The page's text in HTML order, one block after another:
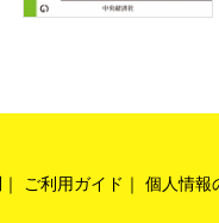
ご利用ガイド 個人情報